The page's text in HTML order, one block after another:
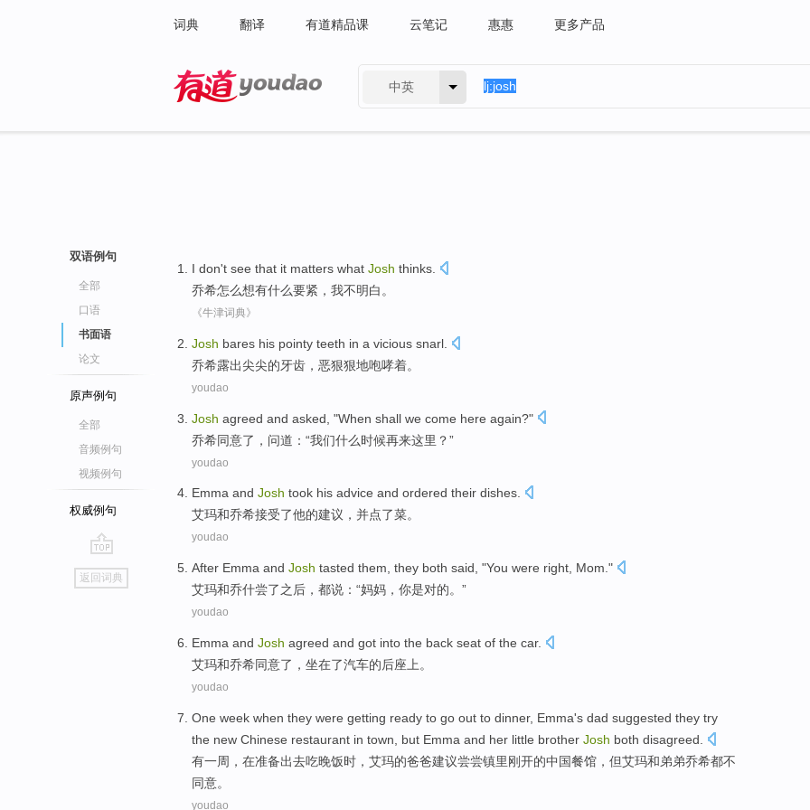
词典 翻译 有道精品课 云笔记 惠惠 更多产品
中英
双语例句
全部
口语
书面语
论文
原声例句
全部
音频例句
视频例句
权威例句
go
top
返回词典
I don't see that it matters what Josh thinks
乔希怎么想有什么要紧 ， 我不明白 。
《牛津词典》
Josh bares his pointy teeth in a vicious snarl
乔希露出尖尖的牙齿 ， 恶狠狠地咆哮着。
youdao
Josh agreed and asked, "When shall we come here again?"
乔希同意了，问道：“我们什么时候再来这里？”
youdao
Emma and Josh took his advice and ordered their dishes.
艾玛和乔希接受了他的建议，并点了菜。
youdao
After Emma and Josh tasted them, they both said, "You were right, Mom."
艾玛和乔什尝了之后，都说：“妈妈，你是对的。”
youdao
Emma and Josh agreed and got into the back seat of the car.
艾玛和乔希同意了，坐在了汽车的后座上。
youdao
One week when they were getting ready to go out to dinner, Emma's dad suggested they try
the new Chinese restaurant in town, but Emma and her little brother Josh both disagreed.
有一周，在准备出去吃晚饭时，艾玛的爸爸建议尝尝镇里刚开的中国餐馆，但艾玛和弟弟乔希都不
同意。
youdao